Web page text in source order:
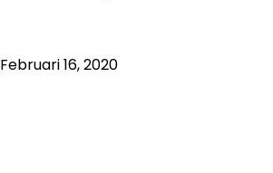
Februari 16, 2020